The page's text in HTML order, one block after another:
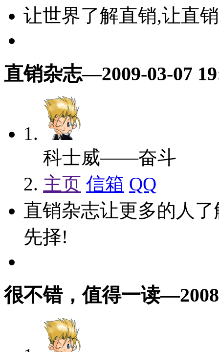
让世界了解直销,让直
直销杂志—2009-03-07
科士威——奋斗
主页 信箱 QQ
直销杂志让更多的人
先择!
很不错，值得一读